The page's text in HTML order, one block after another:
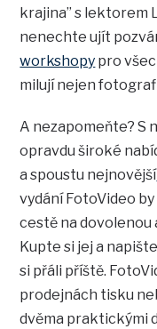
krajina” s lektorem
nenechte ujít
workshopy pro
milují nejen
A nezapomeňte? S
opravdu široké
a spoustu nejnovější
vydání FotoVideo
cestě na dovolenou
Kupte si jej a
si přáli příště.
prodejnách tisku
dvěma praktickými